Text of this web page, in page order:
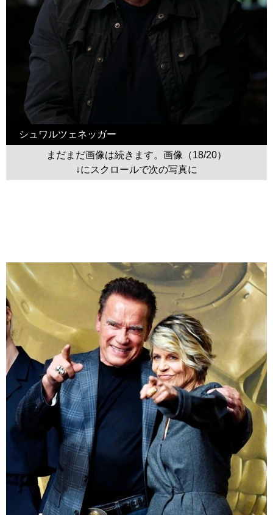
シュワルツェネッガー
まだまだ画像は続きます。画像（18/20）
↓にスクロールで次の写真に